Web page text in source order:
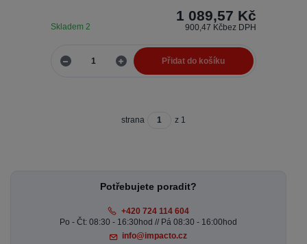
1 089,57 Kč
900,47 Kčbez DPH
Skladem 2
Přidat do košíku
strana z 1
Potřebujete poradit?
+420 724 114 604
Po - Čt: 08:30 - 16:30hod // Pá 08:30 - 16:00hod
info@impacto.cz